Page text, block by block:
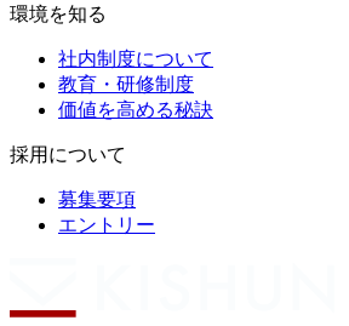
環境を知る
社内制度について
教育・研修制度
価値を高める秘訣
採用について
募集要項
エントリー